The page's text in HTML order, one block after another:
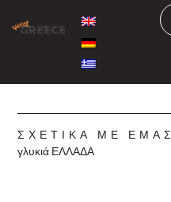
ΣΧΕΤΙΚΆ ΜΕ ΕΜΆΣ
γλυκιά ΕΛΛΑΔΑ